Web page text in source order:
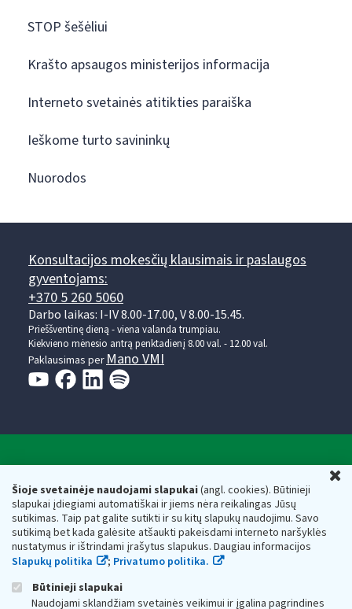
Šioje svetainėje naudojami slapukai(angl. cookies). Būtinieji
slapukai įdiegiami automatiškai ir jiems nėra reikalingas Jūsų
sutikimas. Taip pat galite sutikti ir su kitų slapukų naudojimu. Savo
sutikimą bet kada galėsite atšaukti pakeisdami interneto naršyklės
nustatymus ir ištrindami įrašytus slapukus. Daugiau informacijos
Slapukų politika
; Privatumo politika.
Būtinieji slapukai
Naudojami sklandžiam svetainės veikimui ir įgalina pagrindines
STOP šešėliui
Krašto apsaugos ministerijos informacija
Interneto svetainės atitikties paraiška
Ieškome turto savininkų
Nuorodos
Konsultacijos mokesčių klausimais ir paslaugos
gyventojams:
+370 5 260 5060
Darbo laikas: I-IV 8.00-17.00, V 8.00-15.45.
Prieššventinę dieną - viena valanda trumpiau.
Kiekvieno mėnesio antrą penktadienį 8.00 val. - 12.00 val.
Paklausimas per Mano VMI
Respublikos finansų ministerijos
Biudžetinė įstaiga. Juridinio asmens kodas — 188659752,
adresas: Vasario 16-osios g. 14, 01107 Vilnius, Lietuva, el.paštas:
vmi@vmi.lt, E. pristatymo dėžutės adresas 188659752
Duomenys apie Valstybinę mokesčių inspekciją prie Lietuvos
Respublikos finansų ministerijos kaupiami ir saugomi Juridinių